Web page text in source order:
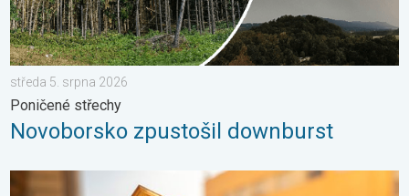
středa 5. srpna 2026
Poničené střechy
Novoborsko zpustošil downburst
Meteorologické okénko: Vlna veder. Tropické teploty. . .